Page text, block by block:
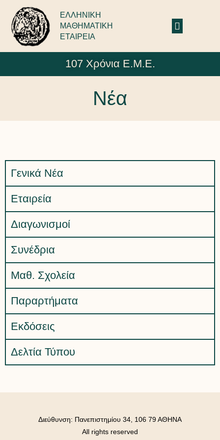
ΕΛΛΗΝΙΚΗ
ΜΑΘΗΜΑΤΙΚΗ
ΕΤΑΙΡΕΙΑ
107 Χρόνια Ε.Μ.Ε.
Νέα
Γενικά Νέα
Εταιρεία
Διαγωνισμοί
Συνέδρια
Μαθ. Σχολεία
Παραρτήματα
Εκδόσεις
Δελτία Τύπου
Διεύθυνση: Πανεπιστημίου 34, 106 79 ΑΘΗΝΑ
All rights reserved